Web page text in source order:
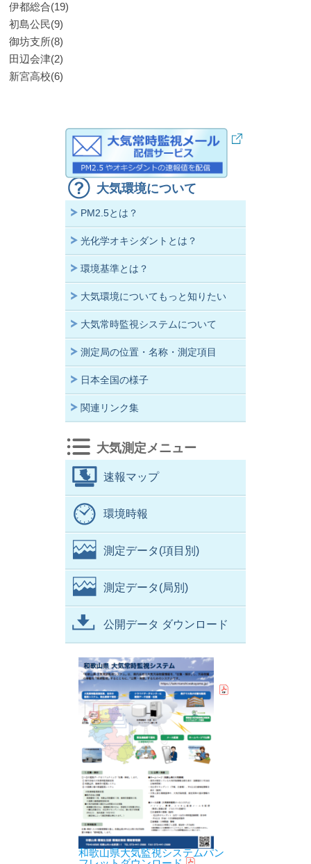
伊都総合(19)
初島公民(9)
御坊支所(8)
田辺会津(2)
新宮高校(6)
大気環境について
PM2.5とは？
光化学オキシダントとは？
環境基準とは？
大気環境についてもっと知りたい
大気常時監視システムについて
測定局の位置・名称・測定項目
日本全国の様子
関連リンク集
大気測定メニュー
速報マップ
環境時報
測定データ(項目別)
測定データ(局別)
公開データ ダウンロード
和歌山県大気監視システムパン